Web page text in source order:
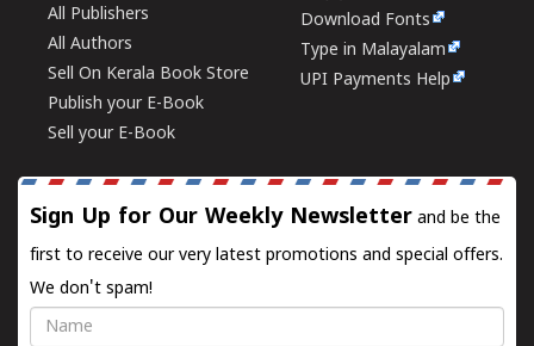
All Publishers
All Authors
Sell On Kerala Book Store
Publish your E-Book
Sell your E-Book
Download Fonts
Type in Malayalam
UPI Payments Help
Sign Up for Our Weekly Newsletter and be the
first to receive our very latest promotions and special offers.
We don't spam!
Name